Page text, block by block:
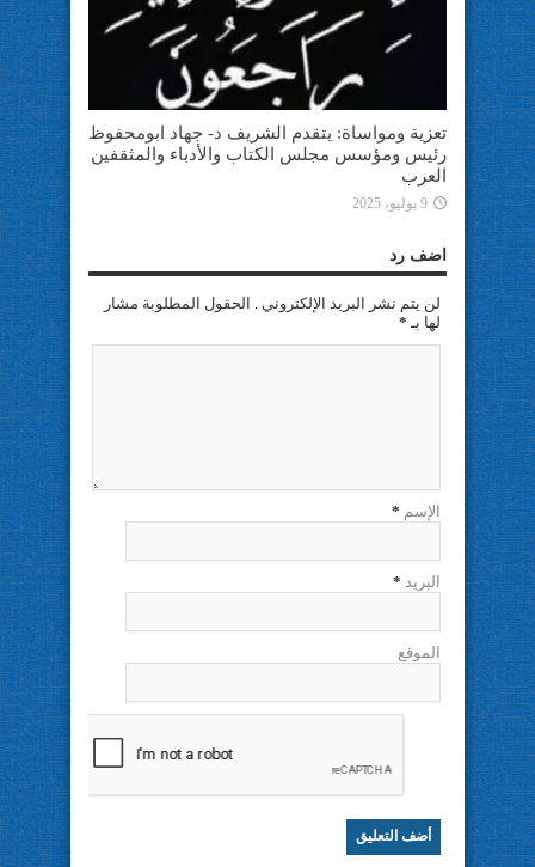
تعزية ومواساة: يتقدم الشريف د- جهاد ابومحفوظ
رئيس ومؤسس مجلس الكتاب والأدباء والمثقفين
العرب
9 يوليو، 2025
اضف رد
لن يتم نشر البريد الإلكتروني . الحقول المطلوبة مشار
لها بـ *
الإسم *
البريد *
الموقع